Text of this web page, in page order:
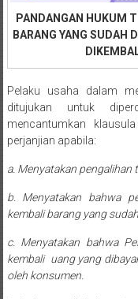
Lampung
Timur/Lampung/
Bengkulu/
Medan/
Aceh/
Damasyaraya/
Solok/
Padang
barat/
Padang
Utara/
Kota
Padang/
PANDANGAN HUKUM
BARANG YANG SUDAH
Pelaku usaha dalam
ditujukan untuk
mencantumkan
perjanjian apabila:
a. Menyatakan
b. Menyatakan bahwa
kembali barang yang
c. Menyatakan bahwa
kembali uang yang
oleh konsumen.